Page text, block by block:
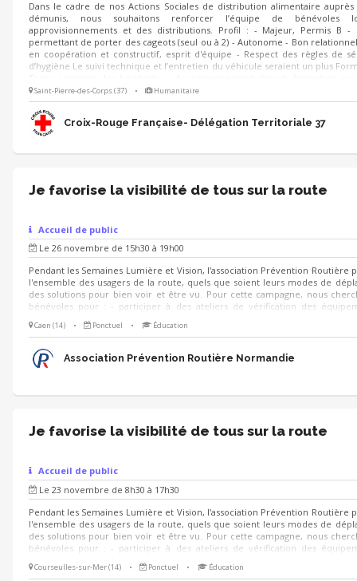
Dans le cadre de nos Actions Sociales de distribution alimentaire auprès
démunis, nous souhaitons renforcer l’équipe de bénévoles
approvisionnements et des distributions. Profil : - Majeur, Permis B -
permettant de porter des cageots (seul ou à 2) - Autonome - Bon
en coopération et constructif, esprit d'équipe - Respect des règles de
d’hygiène Le suivi technique et l’entretien du véhicule seraient un plus
procédures - La formation spécifique est assurée et prise en charge par nos
Saint-Pierre-des-Corps (37) • Humanitaire
Croix-Rouge Française- Délégation Territoriale 37
Je favorise la visibilité de tous sur la route
Accueil de public
Le 26 novembre de 15h30 à 19h00
Pendant les Semaines Lumière et Vision, l'association Prévention Routière
l'ensemble des usagers de la route, quels que soient leurs modes de
des solutions pour bien voir et être vu. Pour cette campagne, nous
bénévoles pour : - participer à des ateliers de vérification des
visibilité et de conseils à destination des automobilistes, conducteurs de
cyclistes et usagers de trottinettes électriques - diffuser des conseils
ludiques et simples à prendre en main : quiz, jeu de cartes, jeu de
trouve...
Caen (14) • Ponctuel • Éducation
Association Prévention Routière Normandie
Je favorise la visibilité de tous sur la route
Accueil de public
Le 23 novembre de 8h30 à 17h30
Pendant les Semaines Lumière et Vision, l'association Prévention Routière
l'ensemble des usagers de la route, quels que soient leurs modes de
des solutions pour bien voir et être vu. Pour cette campagne, nous
bénévoles pour : - participer à des ateliers de vérification des
cyclistes et usagers de trottinettes électriques - diffuser des conseils
Courseulles-sur-Mer (14) • Ponctuel • Éducation